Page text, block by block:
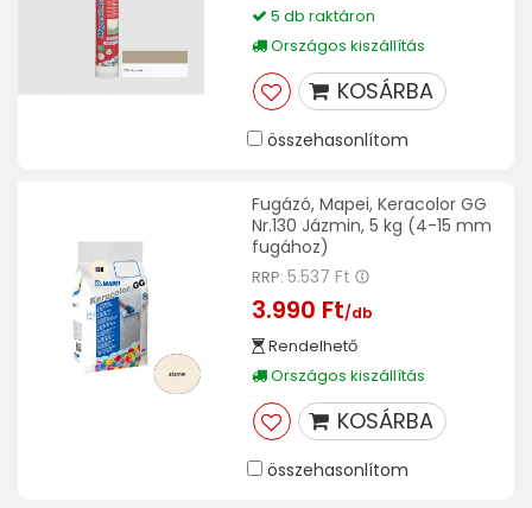
5 db raktáron
Országos kiszállítás
KOSÁRBA
összehasonlítom
Fugázó, Mapei, Keracolor GG
Nr.130 Jázmin, 5 kg (4-15 mm
fugához)
RRP: 5.537 Ft
3.990 Ft/db
Rendelhető
Országos kiszállítás
KOSÁRBA
összehasonlítom